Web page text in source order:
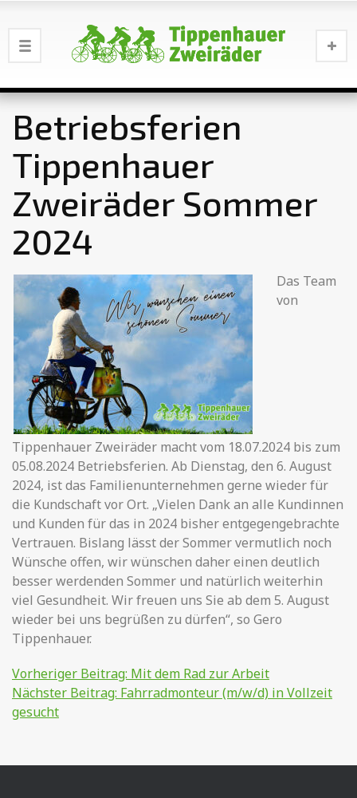
Betriebsferien
Tippenhauer
Zweiräder Sommer
2024
Das Team
von
Tippenhauer Zweiräder macht vom 18.07.2024 bis zum
05.08.2024 Betriebsferien. Ab Dienstag, den 6. August
2024, ist das Familienunternehmen gerne wieder für
die Kundschaft vor Ort. „Vielen Dank an alle Kundinnen
und Kunden für das in 2024 bisher entgegengebrachte
Vertrauen. Bislang lässt der Sommer vermutlich noch
Wünsche offen, wir wünschen daher einen deutlich
besser werdenden Sommer und natürlich weiterhin
viel Gesundheit. Wir freuen uns Sie ab dem 5. August
wieder bei uns begrüßen zu dürfen“, so Gero
Tippenhauer.
Beitrags-
Navigation
Vorheriger Beitrag: Mit dem Rad zur Arbeit
Nächster Beitrag: Fahrradmonteur (m/w/d) in Vollzeit
gesucht